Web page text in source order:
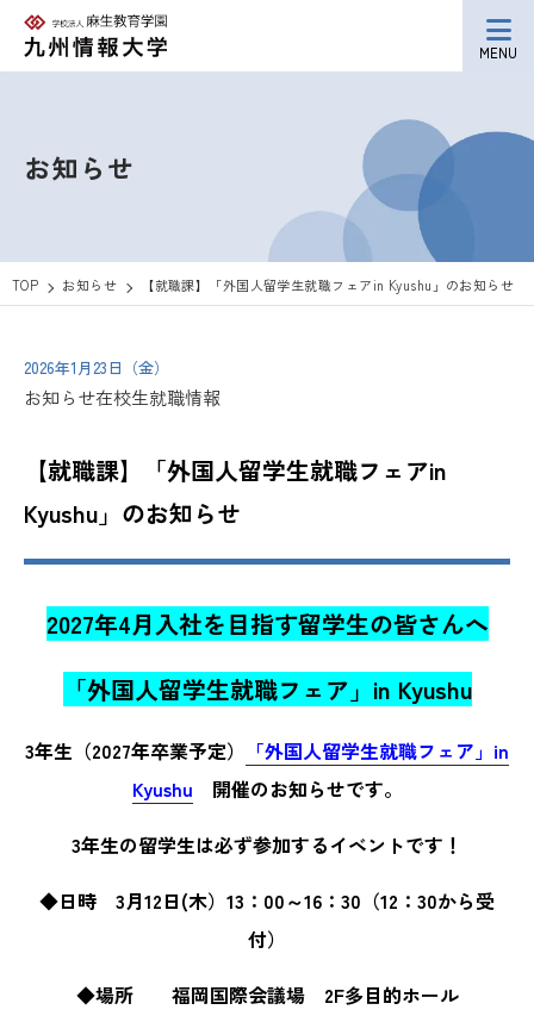
MENU
お知らせ
TOP お知らせ 【就職課】「外国人留学生就職フェアin Kyushu」のお知らせ
2026年1月23日（金）
お知らせ在校生就職情報
【就職課】「外国人留学生就職フェアin
Kyushu」のお知らせ
2027年4月入社を目指す留学生の皆さんへ
「外国人留学生就職フェア」in Kyushu
3年生（2027年卒業予定）
「外国人留学生就職フェア」in
Kyushu
開催のお知らせです。
3年生の留学生は必ず参加するイベントです！
◆日時 3月12日(木） 13：00～16：30（12：30から受
付）
◆場所 福岡国際会議場 2F多目的ホール